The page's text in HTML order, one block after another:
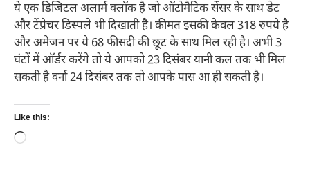
ये एक डिजिटल अलार्म क्लॉक है जो ऑटोमैटिक सेंसर के साथ डेट
और टेंप्रेचर डिस्पले भी दिखाती है। कीमत इसकी केवल 318 रुपये है
और अमेजन पर ये 68 फीसदी की छूट के साथ मिल रही है। अभी 3
घंटों में ऑर्डर करेंगे तो ये आपको 23 दिसंबर यानी कल तक भी मिल
सकती है वर्ना 24 दिसंबर तक तो आपके पास आ ही सकती है।
Like this:
Loading…